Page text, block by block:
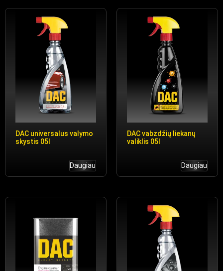
DAC universalus valymo
skystis 05l
Daugiau
DAC vabzdžių liekanų
valiklis 05l
Daugiau